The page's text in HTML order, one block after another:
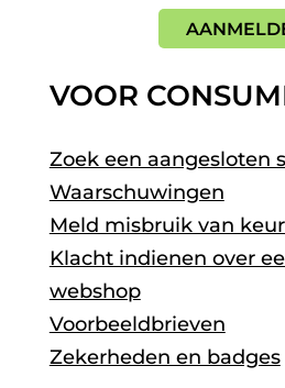
VOOR
Zoek een aangesloten
Waarschuwingen
Meld misbruik van
Klacht indienen over
webshop
Voorbeeldbrieven
Zekerheden en badges